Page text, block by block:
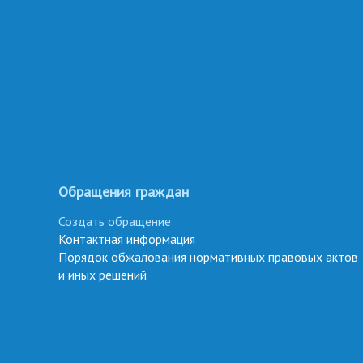
Обращения граждан
Создать обращение
Контактная информация
Порядок обжалования нормативных правовых актов
и иных решений